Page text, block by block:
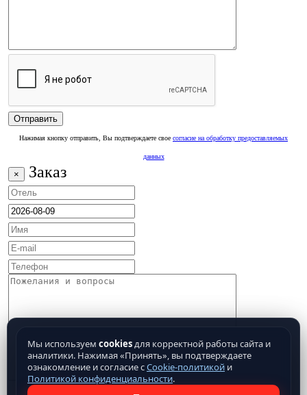
Нажимая кнопку отправить, Вы подтверждаете свое согласие на обработку предоставляемых
данных
× Заказ
Мы используем cookiesдля корректной работы сайта и
аналитики. Нажимая «Принять», вы подтверждаете
ознакомление и согласие сCookie-политикой и
Политикой конфиденциальности.